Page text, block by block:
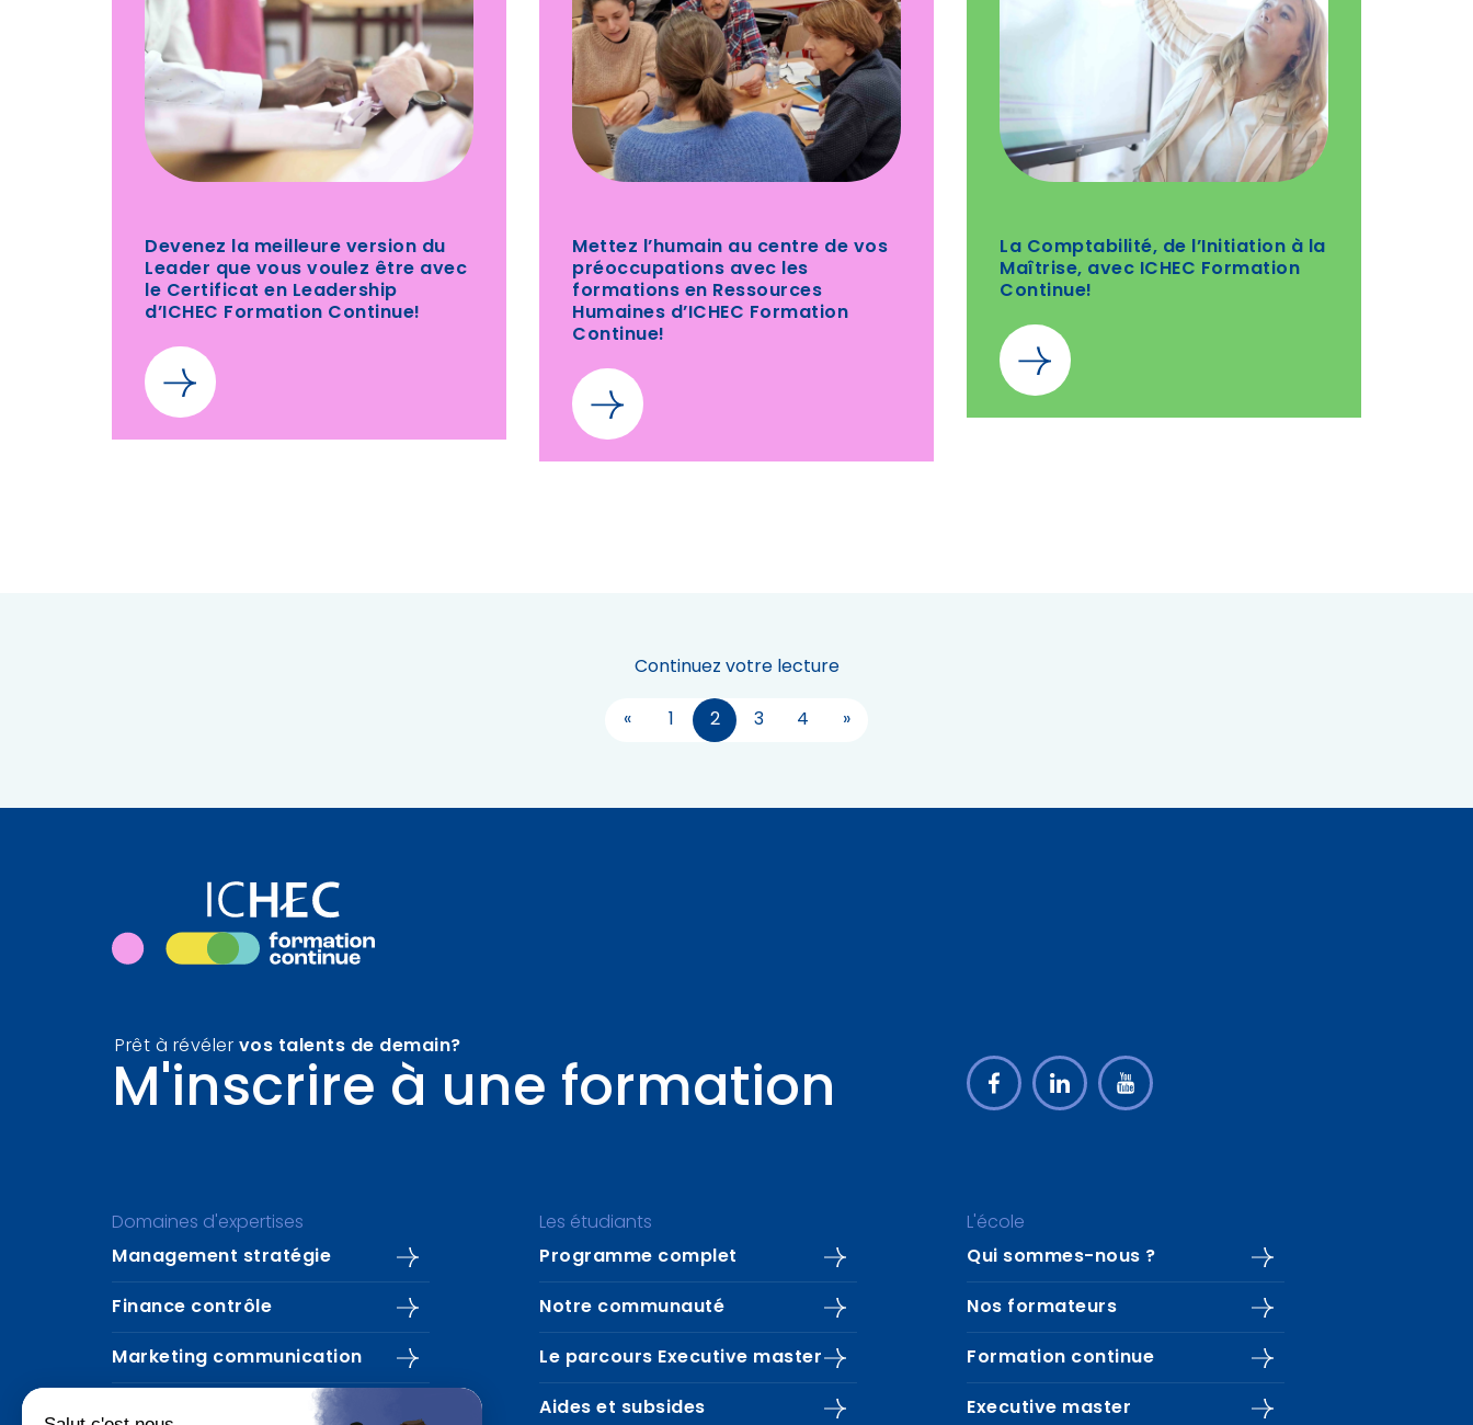
Devenez la meilleure version du
Leader que vous voulez être avec
le Certificat en Leadership
d’ICHEC Formation Continue!
Mettez l’humain au centre de vos
préoccupations avec les
formations en Ressources
Humaines d’ICHEC Formation
Continue!
La Comptabilité, de l’Initiation à la
Maîtrise, avec ICHEC Formation
Continue!
Continuez votre lecture
« 2 3 4 »
Prêt à révéler vos talents de demain?
M'inscrire à une formation
Domaines d'expertises
Management stratégie
Finance contrôle
Marketing communication
IA – Data Management
Les étudiants
Programme complet
Notre communauté
Le parcours Executive master
Aides et subsides
L'école
Qui sommes-nous ?
Nos formateurs
Formation continue
Executive master